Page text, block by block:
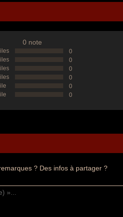
0 note
0
0
0
0
0
0
? Des infos à partager ?